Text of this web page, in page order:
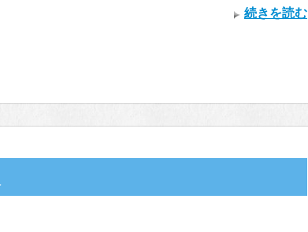
続きを読む